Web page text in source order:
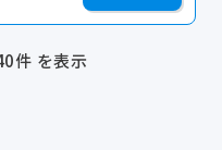
件 を表示